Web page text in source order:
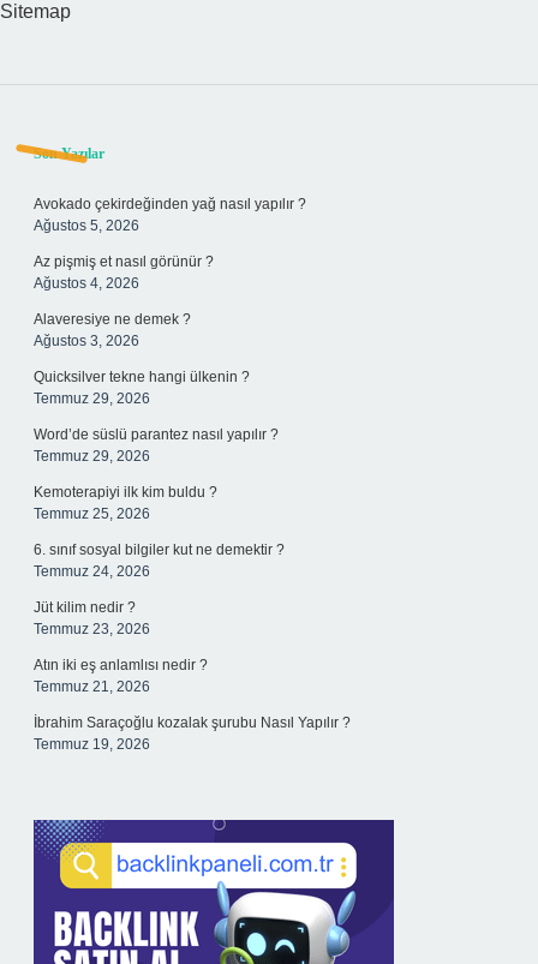
Sitemap
Sidebar
Son Yazılar
Avokado çekirdeğinden yağ nasıl yapılır ?
Ağustos 5, 2026
Az pişmiş et nasıl görünür ?
Ağustos 4, 2026
Alaveresiye ne demek ?
Ağustos 3, 2026
Quicksilver tekne hangi ülkenin ?
Temmuz 29, 2026
Word’de süslü parantez nasıl yapılır ?
Temmuz 29, 2026
Kemoterapiyi ilk kim buldu ?
Temmuz 25, 2026
6. sınıf sosyal bilgiler kut ne demektir ?
Temmuz 24, 2026
Jüt kilim nedir ?
Temmuz 23, 2026
Atın iki eş anlamlısı nedir ?
Temmuz 21, 2026
İbrahim Saraçoğlu kozalak şurubu Nasıl Yapılır ?
Temmuz 19, 2026